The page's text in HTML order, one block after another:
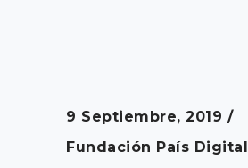
9 Septiembre, 2019
Fundación País Digital